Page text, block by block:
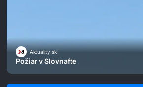
Aktuality.sk
Požiar v Slovnafte